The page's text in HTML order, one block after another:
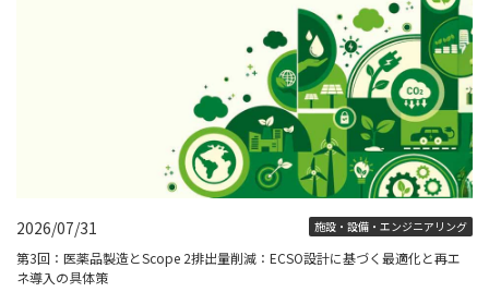
2026/07/31 施設・設備・エンジニアリング
第3回：医薬品製造とScope 2排出量削減：ECSO設計に基づく最適化と再エ
ネ導入の具体策